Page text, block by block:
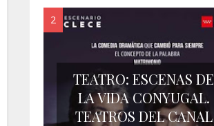
TEATRO: ESCENAS DE
LA VIDA CONYUGAL.
TEATROS DEL CANAL